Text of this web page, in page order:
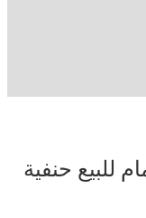
للبيع حنفية